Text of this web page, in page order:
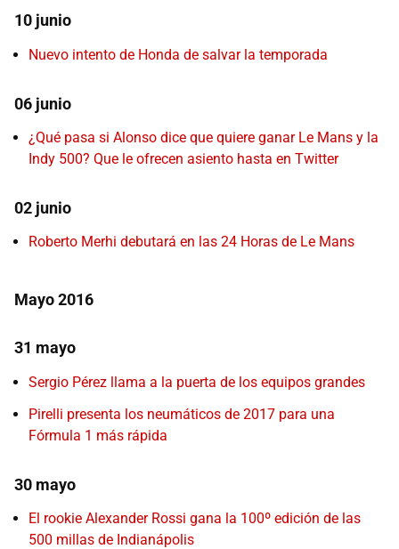
10 junio
Nuevo intento de Honda de salvar la temporada
06 junio
¿Qué pasa si Alonso dice que quiere ganar Le Mans y la
Indy 500? Que le ofrecen asiento hasta en Twitter
02 junio
Roberto Merhi debutará en las 24 Horas de Le Mans
Mayo 2016
31 mayo
Sergio Pérez llama a la puerta de los equipos grandes
Pirelli presenta los neumáticos de 2017 para una
Fórmula 1 más rápida
30 mayo
El rookie Alexander Rossi gana la 100º edición de las
500 millas de Indianápolis